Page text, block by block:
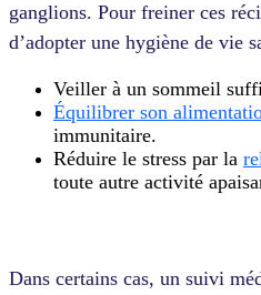
ganglions. Pour freiner ces
d’adopter une hygiène de vie
Veiller à un sommeil
Équilibrer son
immunitaire.
Réduire le stress par la
toute autre activité
Dans certains cas, un suivi